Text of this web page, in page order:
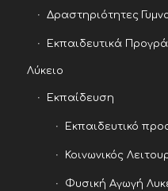
Δραστηριότητες
Εκπαιδευτικά
Λύκειο
Εκπαίδευση
Εκπαιδευτικό
Κοινωνικός
Φυσική Αγωγή